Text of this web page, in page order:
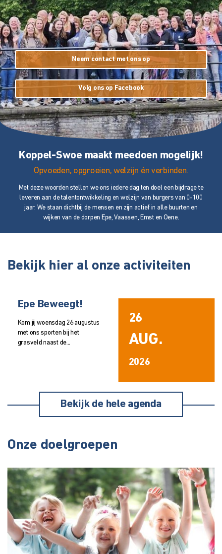
Neem contact met ons op
Volg ons op Facebook
Koppel-Swoe maakt meedoen mogelijk!
Opvoeden, opgroeien, welzijn én verbinden.
Met deze woorden stellen we ons iedere dag ten doel een bijdrage te
leveren aan de talentontwikkeling en welzijn van burgers van 0-100
jaar. We staan dichtbij de mensen en zijn actief in alle buurten en
wijken van de dorpen Epe, Vaassen, Emst en Oene.
Bekijk hier al onze activiteiten
Epe Beweegt!
Kom jij woensdag 26 augustus
met ons sporten bij het
grasveld naast de...
26
AUG.
2026
Bekijk de hele agenda
Onze doelgroepen